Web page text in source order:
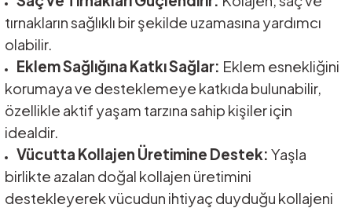
tırnakların sağlıklı bir şekilde uzamasına yardımcı
olabilir.
Eklem Sağlığına Katkı Sağlar: Eklem esnekliğini
korumaya ve desteklemeye katkıda bulunabilir,
özellikle aktif yaşam tarzına sahip kişiler için
idealdir.
Vücutta Kollajen Üretimine Destek: Yaşla
birlikte azalan doğal kollajen üretimini
destekleyerek vücudun ihtiyaç duyduğu kollajeni